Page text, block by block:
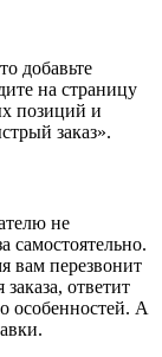
добавьте
на страницу
позиций и
заказ».
не
самостоятельно.
вам перезвонит
ответит
особенностей. А